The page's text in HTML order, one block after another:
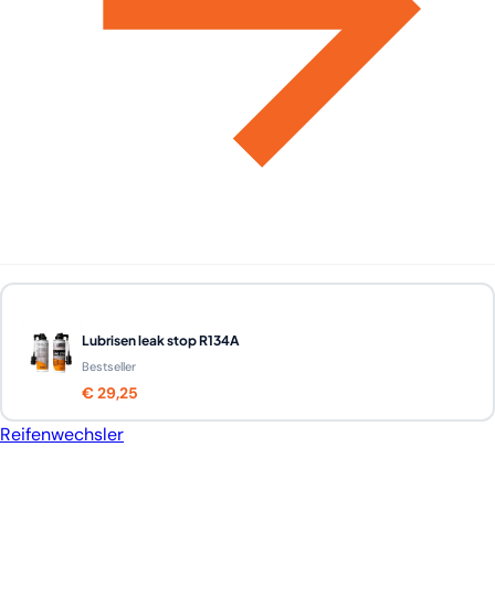
Lubrisen leak stop R134A
Bestseller
€ 29,25
Reifenwechsler